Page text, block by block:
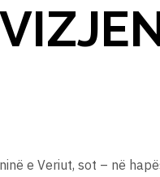
e Veriut, sot – në